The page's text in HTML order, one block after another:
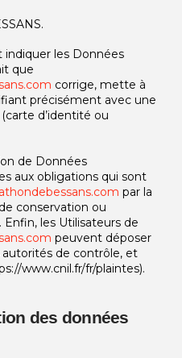
indiquer les Données
que
corrige, mette à
précisément avec une
d’identité ou
de Données
aux obligations qui sont
par la
conservation ou
les Utilisateurs de
peuvent déposer
de contrôle, et
www.cnil.fr/fr/plaintes).
des données